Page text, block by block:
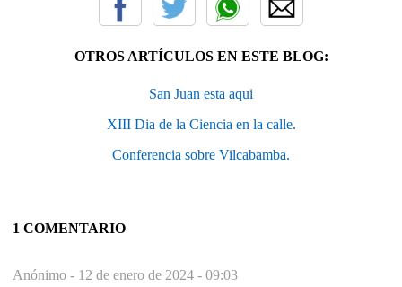
OTROS ARTÍCULOS EN ESTE BLOG:
San Juan esta aqui
XIII Dia de la Ciencia en la calle.
Conferencia sobre Vilcabamba.
1 COMENTARIO
Anónimo - 12 de enero de 2024 - 09:03